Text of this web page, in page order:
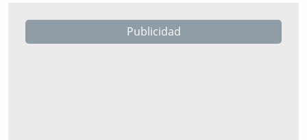
Publicidad